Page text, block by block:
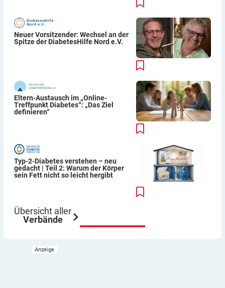
Neuer Vorsitzender: Wechsel an der
Spitze der DiabetesHilfe Nord e.V.
Eltern-Austausch im „Online-
Treffpunkt Diabetes“: „Das Ziel
definieren“
Typ-2-Diabetes verstehen – neu
gedacht | Teil 2: Warum der Körper
sein Fett nicht so leicht hergibt
Übersicht aller
Verbände